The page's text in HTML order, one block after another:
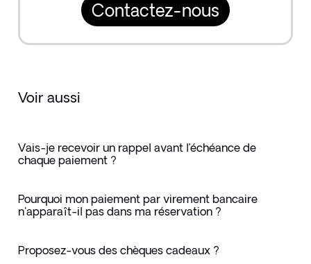
Contactez-nous
Voir aussi
Vais-je recevoir un rappel avant l’échéance de
chaque paiement ?
Pourquoi mon paiement par virement bancaire
n'apparaît-il pas dans ma réservation ?
Proposez-vous des chèques cadeaux ?